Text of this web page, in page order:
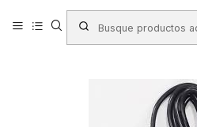
Productos FERRETERÍA
Alargadores - Protectores
ALARGADOR MULTIPLE PHILCO 4